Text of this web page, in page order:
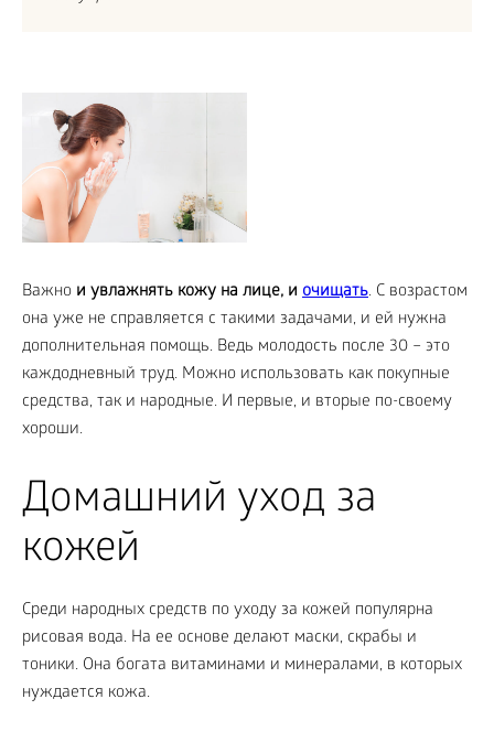
Важно и увлажнять кожу на лице, и очищать. С возрастом
она уже не справляется с такими задачами, и ей нужна
дополнительная помощь. Ведь молодость после 30 – это
каждодневный труд. Можно использовать как покупные
средства, так и народные. И первые, и вторые по-своему
хороши.
Домашний уход за
кожей
Среди народных средств по уходу за кожей популярна
рисовая вода. На ее основе делают маски, скрабы и
тоники. Она богата витаминами и минералами, в которых
нуждается кожа.